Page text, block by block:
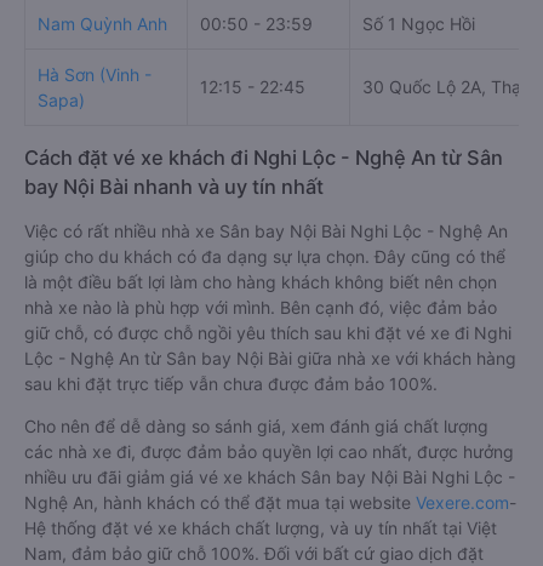
Nam Quỳnh Anh 00:50 - 23:59 Số 1 Ngọc Hồi
Hà Sơn (Vinh -
Sapa)
12:15 - 22:45 30 Quốc Lộ 2A,
Cách đặt vé xe khách đi Nghi Lộc - Nghệ An từ Sân
bay Nội Bài nhanh và uy tín nhất
Việc có rất nhiều nhà xe Sân bay Nội Bài Nghi Lộc - Nghệ An
giúp cho du khách có đa dạng sự lựa chọn. Đây cũng có thể
là một điều bất lợi làm cho hàng khách không biết nên chọn
nhà xe nào là phù hợp với mình. Bên cạnh đó, việc đảm bảo
giữ chỗ, có được chỗ ngồi yêu thích sau khi đặt vé xe đi Nghi
Lộc - Nghệ An từ Sân bay Nội Bài giữa nhà xe với khách hàng
sau khi đặt trực tiếp vẫn chưa được đảm bảo 100%.
Cho nên để dễ dàng so sánh giá, xem đánh giá chất lượng
các nhà xe đi, được đảm bảo quyền lợi cao nhất, được hưởng
nhiều ưu đãi giảm giá vé xe khách Sân bay Nội Bài Nghi Lộc -
Nghệ An, hành khách có thể đặt mua tại website Vexere.com-
Hệ thống đặt vé xe khách chất lượng, và uy tín nhất tại Việt
Nam, đảm bảo giữ chỗ 100%. Đối với bất cứ giao dịch đặt